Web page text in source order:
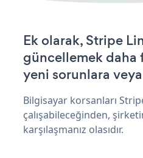
Ek olarak, Stripe
güncellemek daha
yeni sorunlara
Bilgisayar korsanları
çalışabileceğinden,
karşılaşmanız olasıdır.